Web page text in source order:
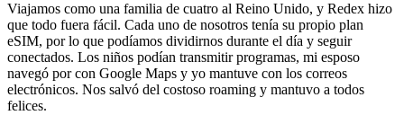
Viajamos como una familia de cuatro al Reino Unido, y Redex hizo
que todo fuera fácil. Cada uno de nosotros tenía su propio plan
eSIM, por lo que podíamos dividirnos durante el día y seguir
conectados. Los niños podían transmitir programas, mi esposo
navegó por con Google Maps y yo mantuve con los correos
electrónicos. Nos salvó del costoso roaming y mantuvo a todos
felices.